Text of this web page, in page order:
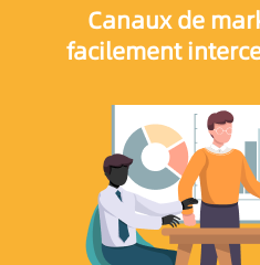
Canaux de
facilement